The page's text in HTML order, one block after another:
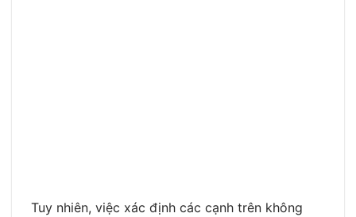
Tuy nhiên, việc xác định các cạnh trên không